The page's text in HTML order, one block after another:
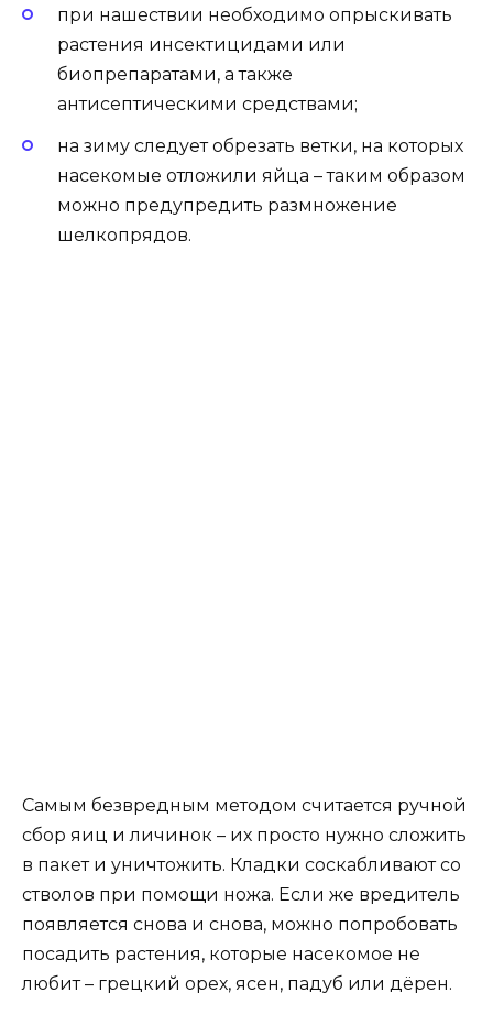
при нашествии необходимо опрыскивать
растения инсектицидами или
биопрепаратами, а также
антисептическими средствами;
на зиму следует обрезать ветки, на которых
насекомые отложили яйца – таким образом
можно предупредить размножение
шелкопрядов.
Самым безвредным методом считается ручной
сбор яиц и личинок – их просто нужно сложить
в пакет и уничтожить. Кладки соскабливают со
стволов при помощи ножа. Если же вредитель
появляется снова и снова, можно попробовать
посадить растения, которые насекомое не
любит – грецкий орех, ясен, падуб или дёрен.